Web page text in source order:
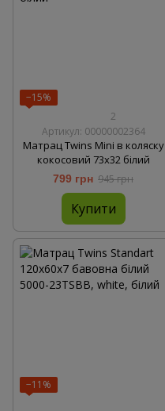
−15%
2
Артикул: 00000002364
Матрац Twins Mini в коляску
кокосовий 73х32 білий
799 грн 945 грн
Купити
−11%